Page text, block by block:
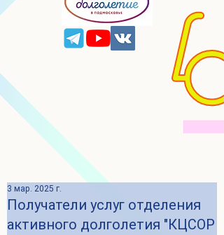
Получатели услуг отделения
активного долголетия "КЦСОР
3 мар. 2025 г.